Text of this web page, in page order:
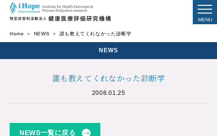
Home NEWS 誰も教えてくれなかった診断学
NEWS
誰も教えてくれなかった診断学
2008.01.25
NEWS一覧に戻る